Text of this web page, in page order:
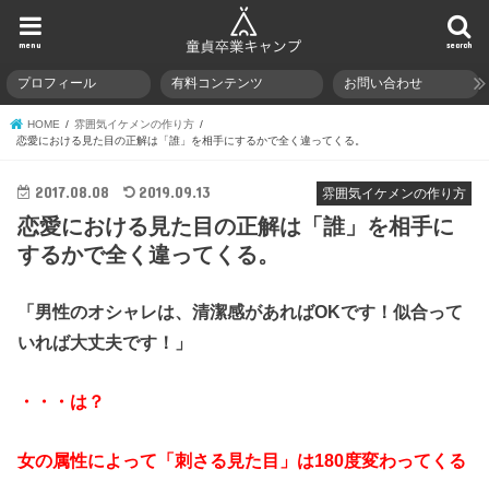
search
menu
プロフィール 有料コンテンツ お問い合わせ
HOME
雰囲気イケメンの作り方
恋愛における見た目の正解は「誰」を相手にするかで全く違ってくる。
雰囲気イケメンの作り方
2017.08.08 2019.09.13
恋愛における見た目の正解は「誰」を相手に
するかで全く違ってくる。
「男性のオシャレは、清潔感があればOKです！似合って
いれば大丈夫です ！」
・・・は？
女の属性によって「刺さる見た目」は180度変わってくる